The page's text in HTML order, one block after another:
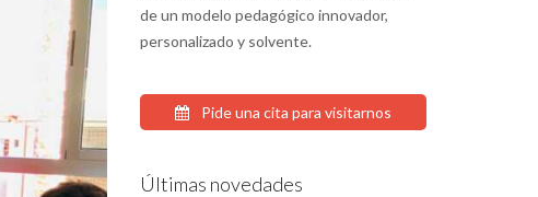
de un modelo pedagógico innovador,
personalizado y solvente.
Pide una cita para visitarnos
Últimas novedades